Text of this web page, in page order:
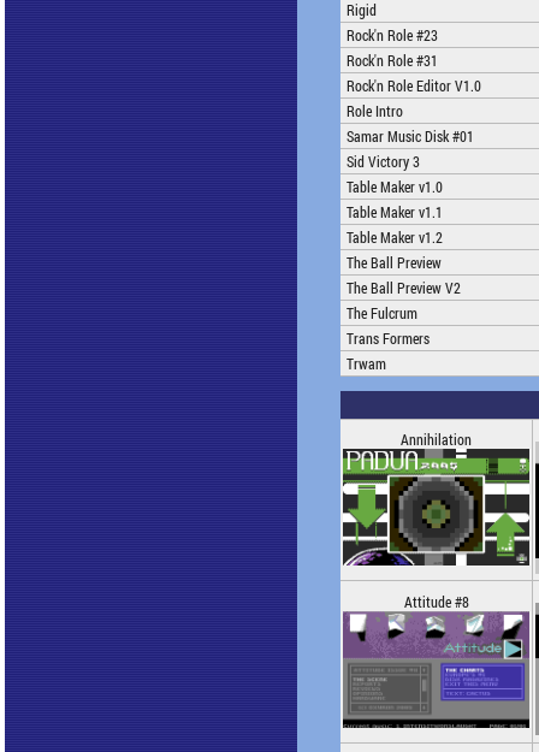
Rigid
Rock'n Role #23
Rock'n Role #31
Rock'n Role Editor V1.0
Role Intro
Samar Music Disk #01
Sid Victory 3
Table Maker v1.0
Table Maker v1.1
Table Maker v1.2
The Ball Preview
The Ball Preview V2
The Fulcrum
Trans Formers
Trwam
Annihilation
Attitude #8